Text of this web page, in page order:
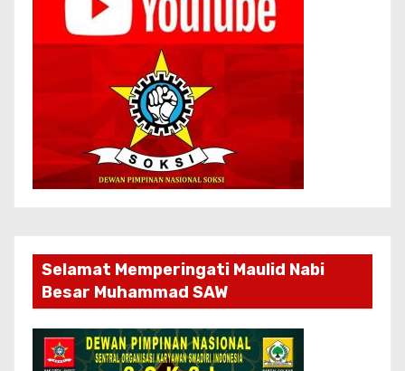
Selamat Memperingati Maulid Nabi
Besar Muhammad SAW